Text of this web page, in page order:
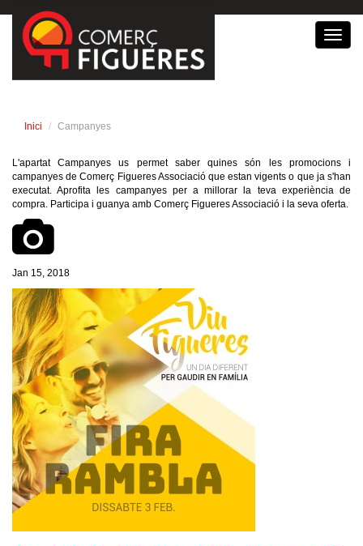
Inici Campanyes
L'apartat Campanyes us permet saber quines són les promocions i
campanyes de Comerç Figueres Associació que estan vigents o que ja s'han
executat. Aprofita les campanyes per a millorar la teva experiència de
compra. Participa i guanya amb Comerç Figueres Associació i la seva oferta.
Jan 15, 2018